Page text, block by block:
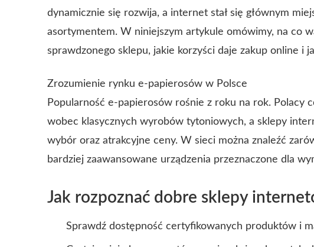
dynamicznie się rozwija, a internet stał się głównym
asortymentem. W niniejszym artykule omówimy, na co
sprawdzonego sklepu, jakie korzyści daje zakup online i
Zrozumienie rynku e-papierosów w Polsce
Popularność e-papierosów rośnie z roku na rok. Polacy
wobec klasycznych wyrobów tytoniowych, a sklepy
wybór oraz atrakcyjne ceny. W sieci można znaleźć
bardziej zaawansowane urządzenia przeznaczone dla
Jak rozpoznać dobre sklepy
Sprawdź dostępność certyfikowanych produktów i